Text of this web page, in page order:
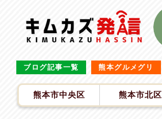
ブログ記事一覧 熊本グルメグリ
熊本市中央区 熊本市北区